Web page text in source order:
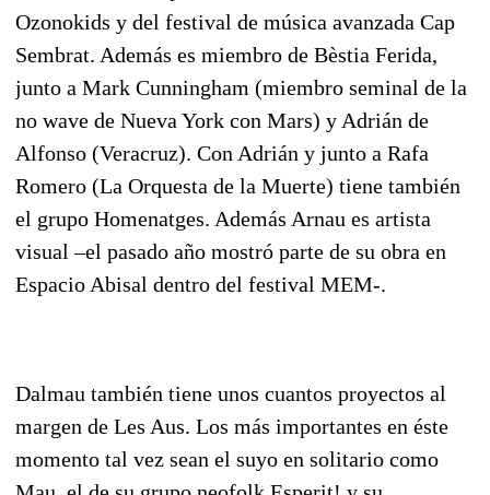
Ozonokids y del festival de música avanzada Cap
Sembrat. Además es miembro de Bèstia Ferida,
junto a Mark Cunningham (miembro seminal de la
no wave de Nueva York con Mars) y Adrián de
Alfonso (Veracruz). Con Adrián y junto a Rafa
Romero (La Orquesta de la Muerte) tiene también
el grupo Homenatges. Además Arnau es artista
visual –el pasado año mostró parte de su obra en
Espacio Abisal dentro del festival MEM-.
Dalmau también tiene unos cuantos proyectos al
margen de Les Aus. Los más importantes en éste
momento tal vez sean el suyo en solitario como